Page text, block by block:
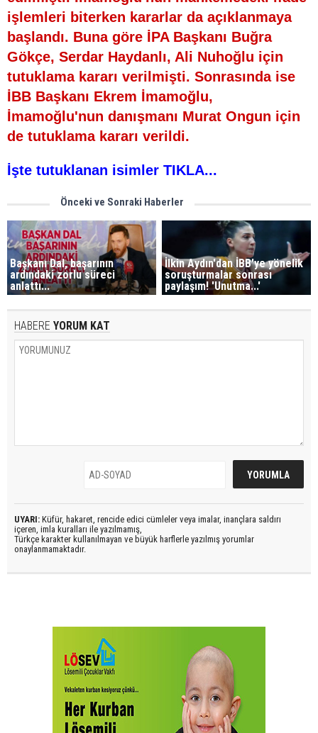
işlemleri biterken kararlar da açıklanmaya
başlandı. Buna göre İPA Başkanı Buğra
Gökçe, Serdar Haydanlı, Ali Nuhoğlu için
tutuklama kararı verilmişti. Sonrasında ise
İBB Başkanı Ekrem İmamoğlu,
İmamoğlu'nun danışmanı Murat Ongun için
de tutuklama kararı verildi.
İşte tutuklanan isimler TIKLA...
Önceki ve Sonraki Haberler
Başkanı Dal, başarının
ardındaki zorlu süreci
anlattı...
İlkin Aydın'dan İBB'ye yönelik
soruşturmalar sonrası
paylaşım! 'Unutma...'
HABERE YORUM KAT
UYARI: Küfür, hakaret, rencide edici cümleler veya imalar, inançlara saldırı
içeren, imla kuralları ile yazılmamış,
Türkçe karakter kullanılmayan ve büyük harflerle yazılmış yorumlar
onaylanmamaktadır.